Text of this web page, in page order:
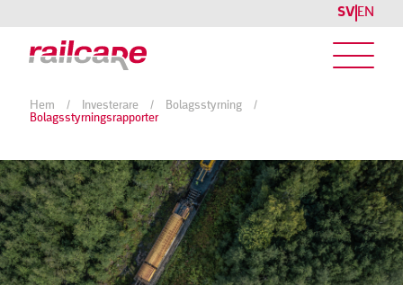
SV EN
Hem / Investerare / Bolagsstyrning
/
Bolagsstyrningsrapporter